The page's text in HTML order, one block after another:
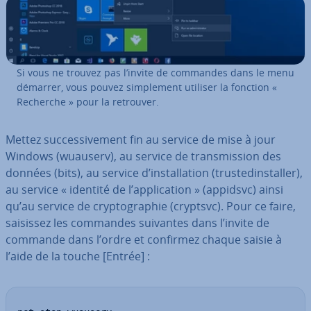
Si vous ne trouvez pas l’invite de commandes dans le menu
démarrer, vous pouvez sim­ple­ment utiliser la fonction «
Recherche » pour la retrouver.
Mettez suc­ces­si­ve­ment fin au service de mise à jour
Windows (wuauserv), au service de trans­mis­sion des
données (bits), au service d’ins­tal­la­tion (trus­te­dins­tal­ler),
au service « identité de l’ap­pli­ca­tion » (appidsvc) ainsi
qu’au service de cryp­to­gra­phie (cryptsvc). Pour ce faire,
saisissez les commandes suivantes dans l’invite de
commande dans l’ordre et confirmez chaque saisie à
l’aide de la touche [Entrée] :